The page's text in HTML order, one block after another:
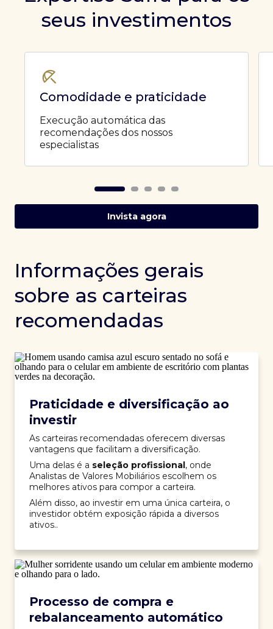
seus investimentos
Comodidade e praticidade
Execução automática das
recomendações dos nossos
especialistas
Invista agora
Informações gerais
sobre as carteiras
recomendadas
Praticidade e diversificação ao
investir
As carteiras recomendadas oferecem diversas
vantagens que facilitam a diversificação.
Uma delas é a seleção profissional, onde
Analistas de Valores Mobiliários escolhem os
melhores ativos para compor a carteira.
Além disso, ao investir em uma única carteira, o
investidor obtém exposição rápida a diversos
ativos..
Processo de compra e
rebalanceamento automático